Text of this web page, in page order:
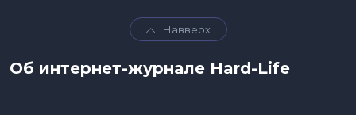
Навверх
Об интернет-журнале Hard-Life